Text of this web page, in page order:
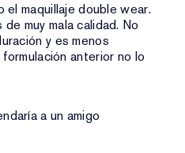
el maquillaje double wear.
muy mala calidad. No
y es menos
anterior no lo
a un amigo